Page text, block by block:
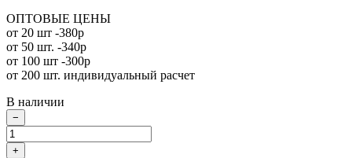
ОПТОВЫЕ ЦЕНЫ
от 20 шт -380р
от 50 шт. -340р
от 100 шт -300р
от 200 шт. индивидуальный расчет
В наличии
−
+